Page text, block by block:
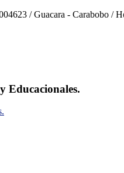
/ Guacara - Carabobo /
Educacionales.